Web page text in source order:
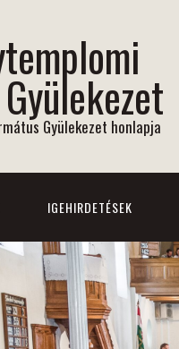
Gyülekezet honlapja
IGEHIRDETÉSEK